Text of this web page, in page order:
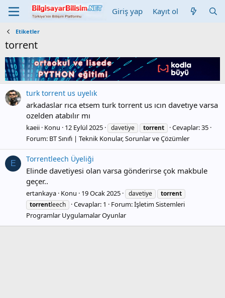
Giriş yap Kayıt ol
Etiketler
torrent
turk torrent us uyelık
arkadaslar rıca etsem turk torrent us ıcın davetıye varsa
ozelden atabılır mı
kaeii Konu 12 Eylül 2025 davetiye torrent
Cevaplar: 35
Forum: BT Sınıfı | Teknik Konular, Sorunlar ve Çözümler
E Torrentleech Üyeliği
Elinde davetiyesi olan varsa gönderirse çok makbule
geçer..
ertankaya Konu 19 Ocak 2025 davetiye
torrent
torrentleech Cevaplar: 1 Forum:İşletim Sistemleri
Programlar Uygulamalar Oyunlar